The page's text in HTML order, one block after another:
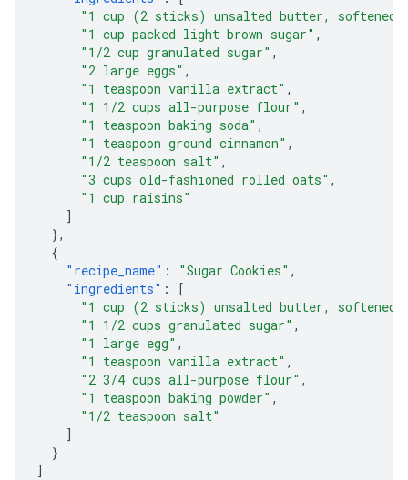
"1 cup (2 sticks) unsalted butter, softened"
"1 cup packed light brown sugar" ,
"1/2 cup granulated sugar" ,
"2 large eggs" ,
"1 teaspoon vanilla extract" ,
"1 1/2 cups all-purpose flour" ,
"1 teaspoon baking soda" ,
"1 teaspoon ground cinnamon" ,
"1/2 teaspoon salt" ,
"3 cups old-fashioned rolled oats" ,
"1 cup raisins"
]
},
{
"recipe_name" : "Sugar Cookies" ,
"ingredients" :
[
"1 cup (2 sticks) unsalted butter, softened"
"1 1/2 cups granulated sugar" ,
"1 large egg" ,
"1 teaspoon vanilla extract" ,
"2 3/4 cups all-purpose flour" ,
"1 teaspoon baking powder" ,
"1/2 teaspoon salt"
]
}
]